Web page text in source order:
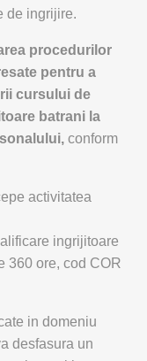
de ingrijire.
procedurilor
pentru a
cursului de
batrani la
conform
activitatea
ingrijitoare
360 ore, cod COR
in domeniu
desfasura un